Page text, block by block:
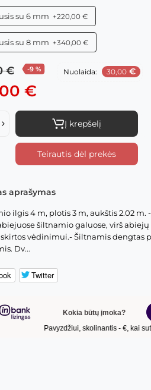
su 6 mm +220,00 €
su 8 mm +340,00 €
€ -9 % Nuolaida: 30,00€
€
Į krepšelį
Teirautis dėl prekės
aprašymas
ilgis 4 m, plotis 3 m, aukštis 2.02 m. -
šiltnamio galuose, virš abiejų
vėdinimui.- Šiltnamis dengtas
Dv...
Twitter